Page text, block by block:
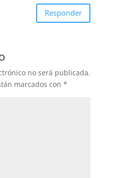
Responder
no será publicada.
marcados con *